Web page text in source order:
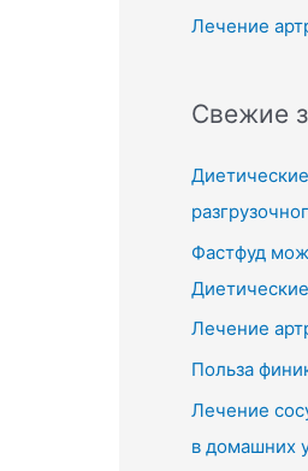
Лечение
Свежие
Фастфуд
Лечение
Польза
Лечение
в домашних